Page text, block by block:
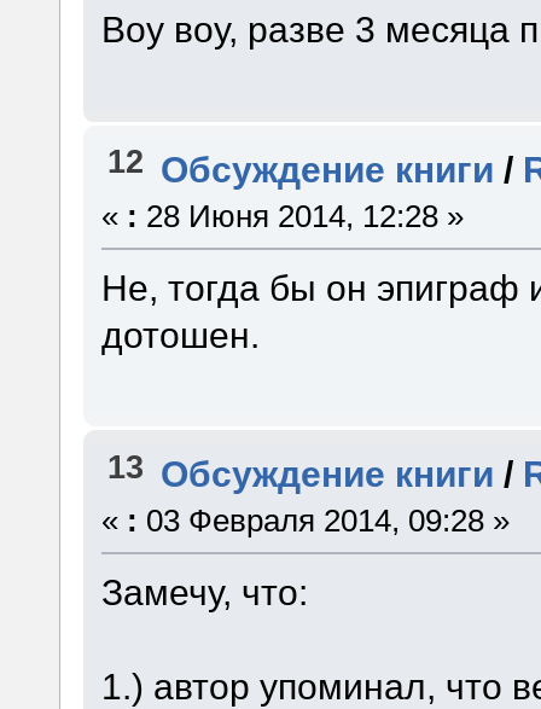
Воу воу, разве 3 месяца
12 Обсуждение книги /
« : 28 Июня 2014, 12:28 »
Не, тогда бы он эпиграф
дотошен.
13 Обсуждение книги /
« : 03 Февраля 2014, 09:28 »
Замечу, что:
1.) автор упоминал, что